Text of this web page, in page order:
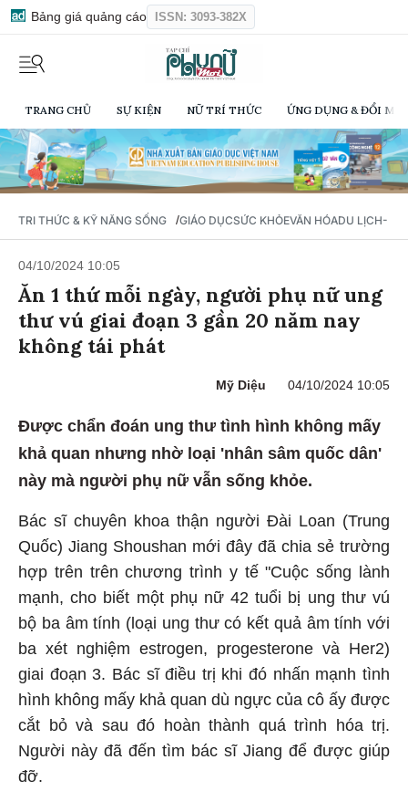
Bảng giá quảng cáo ISSN: 3093-382X
TRANG CHỦ SỰ KIỆN NỮ TRÍ THỨC ỨNG DỤNG & ĐỔI
TRI THỨC & KỸ NĂNG SỐNG /GIÁO DỤCSỨC KHỎEVĂN HÓADU LỊCH-
04/10/2024 10:05
Ăn 1 thứ mỗi ngày, người phụ nữ ung
thư vú giai đoạn 3 gần 20 năm nay
không tái phát
Mỹ Diệu 04/10/2024 10:05
Được chẩn đoán ung thư tình hình không mấy
khả quan nhưng nhờ loại 'nhân sâm quốc dân'
này mà người phụ nữ vẫn sống khỏe.
Bác sĩ chuyên khoa thận người Đài Loan (Trung
Quốc) Jiang Shoushan mới đây đã chia sẻ trường
hợp trên trên chương trình y tế "Cuộc sống lành
mạnh, cho biết một phụ nữ 42 tuổi bị ung thư vú
bộ ba âm tính (loại ung thư có kết quả âm tính với
ba xét nghiệm estrogen, progesterone và Her2)
giai đoạn 3. Bác sĩ điều trị khi đó nhấn mạnh tình
hình không mấy khả quan dù ngực của cô ấy được
cắt bỏ và sau đó hoàn thành quá trình hóa trị.
Người này đã đến tìm bác sĩ Jiang để được giúp
đỡ.